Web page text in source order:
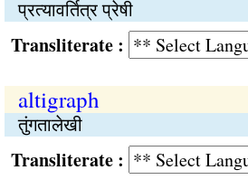
प्रत्यावर्तित्र प्रेषी
:
altigraph
तुंगतालेखी
: